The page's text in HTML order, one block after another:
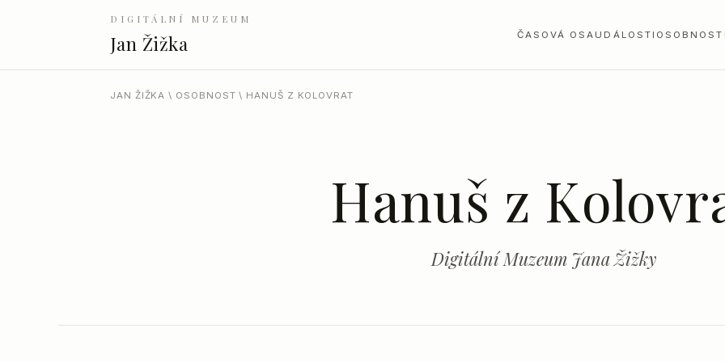
DIGITÁLNÍ MUZEUM
Jan Žižka ČASOVÁ OSA UDÁLOSTI OSOBNOSTI
JAN ŽIŽKA \ OSOBNOST \ HANUŠ Z KOLOVRAT
Hanuš z
Digitální Muzeum Jana Žižky